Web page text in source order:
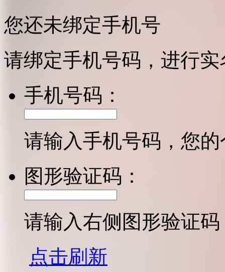
您还未绑定手机号
请绑定手机号码，进行
手机号码：
请输入手机号码，您
图形验证码：
请输入右侧图形验证码
点击刷新